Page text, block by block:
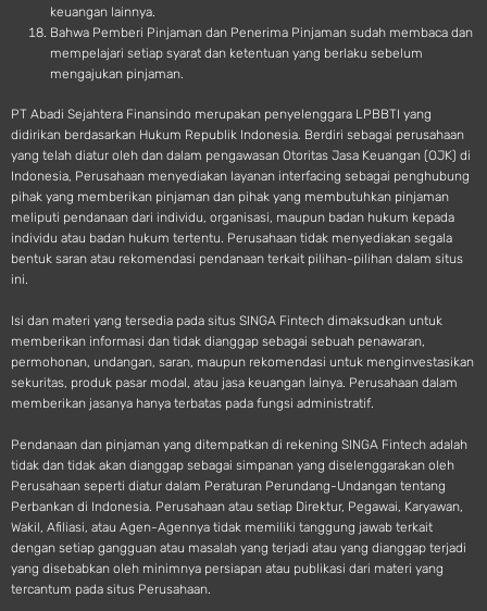
keuangan lainnya.
Bahwa Pemberi Pinjaman dan Penerima Pinjaman sudah membaca dan
mempelajari setiap syarat dan ketentuan yang berlaku sebelum
mengajukan pinjaman.
PT Abadi Sejahtera Finansindo merupakan penyelenggara LPBBTI yang
didirikan berdasarkan Hukum Republik Indonesia. Berdiri sebagai perusahaan
yang telah diatur oleh dan dalam pengawasan Otoritas Jasa Keuangan (OJK) di
Indonesia, Perusahaan menyediakan layanan interfacing sebagai penghubung
pihak yang memberikan pinjaman dan pihak yang membutuhkan pinjaman
meliputi pendanaan dari individu, organisasi, maupun badan hukum kepada
individu atau badan hukum tertentu. Perusahaan tidak menyediakan segala
bentuk saran atau rekomendasi pendanaan terkait pilihan-pilihan dalam situs
ini.
Isi dan materi yang tersedia pada situs SINGA Fintech dimaksudkan untuk
memberikan informasi dan tidak dianggap sebagai sebuah penawaran,
permohonan, undangan, saran, maupun rekomendasi untuk menginvestasikan
sekuritas, produk pasar modal, atau jasa keuangan lainya. Perusahaan dalam
memberikan jasanya hanya terbatas pada fungsi administratif.
Pendanaan dan pinjaman yang ditempatkan di rekening SINGA Fintech adalah
tidak dan tidak akan dianggap sebagai simpanan yang diselenggarakan oleh
Perusahaan seperti diatur dalam Peraturan Perundang-Undangan tentang
Perbankan di Indonesia. Perusahaan atau setiap Direktur, Pegawai, Karyawan,
Wakil, Afiliasi, atau Agen-Agennya tidak memiliki tanggung jawab terkait
dengan setiap gangguan atau masalah yang terjadi atau yang dianggap terjadi
yang disebabkan oleh minimnya persiapan atau publikasi dari materi yang
tercantum pada situs Perusahaan.